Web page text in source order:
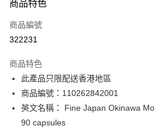
信用卡
Apple Pay
PayMe
WeChat Pay
BoC Pay
商品特色
商品編號
322231
商品特色
此產品只限配送香港地區
商品編號：110262842001
英文名稱： Fine Japan Okinawa
90 capsules